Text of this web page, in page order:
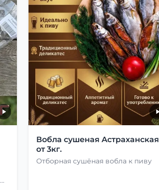
Вобла сушеная Астраханская
от 3кг.
Отборная сушёная вобла к пиву